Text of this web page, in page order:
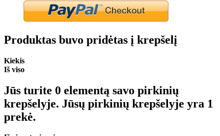
Produktas buvo pridėtas į krepšelį
Kiekis
Iš viso
Jūs turite 0 elementą savo pirkinių
krepšelyje. Jūsų pirkinių krepšelyje yra 1
prekė.